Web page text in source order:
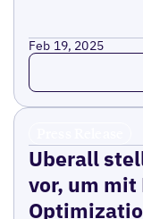
Feb 19, 2025
Read more
Uberall
vor, um mit